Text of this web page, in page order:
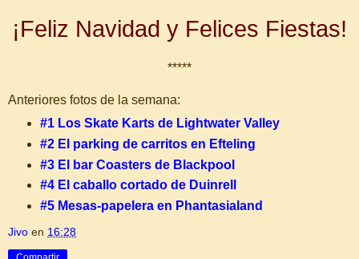
¡Feliz Navidad y Felices Fiestas!
*****
Anteriores fotos de la semana:
#1 Los Skate Karts de Lightwater Valley
#2 El parking de carritos en Efteling
#3 El bar Coasters de Blackpool
#4 El caballo cortado de Duinrell
#5 Mesas-papelera en Phantasialand
Jivo en 16:28